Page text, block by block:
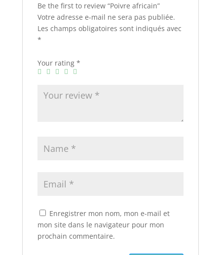
Be the first to review “Poivre africain”
Votre adresse e-mail ne sera pas publiée.
Les champs obligatoires sont indiqués avec
*
Your rating *
Enregistrer mon nom, mon e-mail et
mon site dans le navigateur pour mon
prochain commentaire.